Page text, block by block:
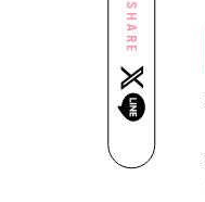
SHARE